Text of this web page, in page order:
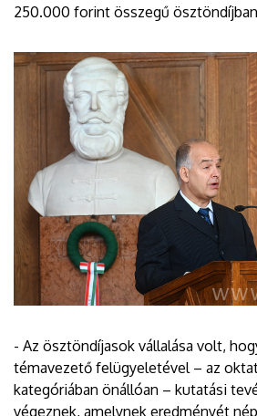
250.000 forint összegű
- Az ösztöndíjasok vállalása volt,
témavezető felügyeletével – az
kategóriában önállóan – kutatási
végeznek, amelynek eredményét